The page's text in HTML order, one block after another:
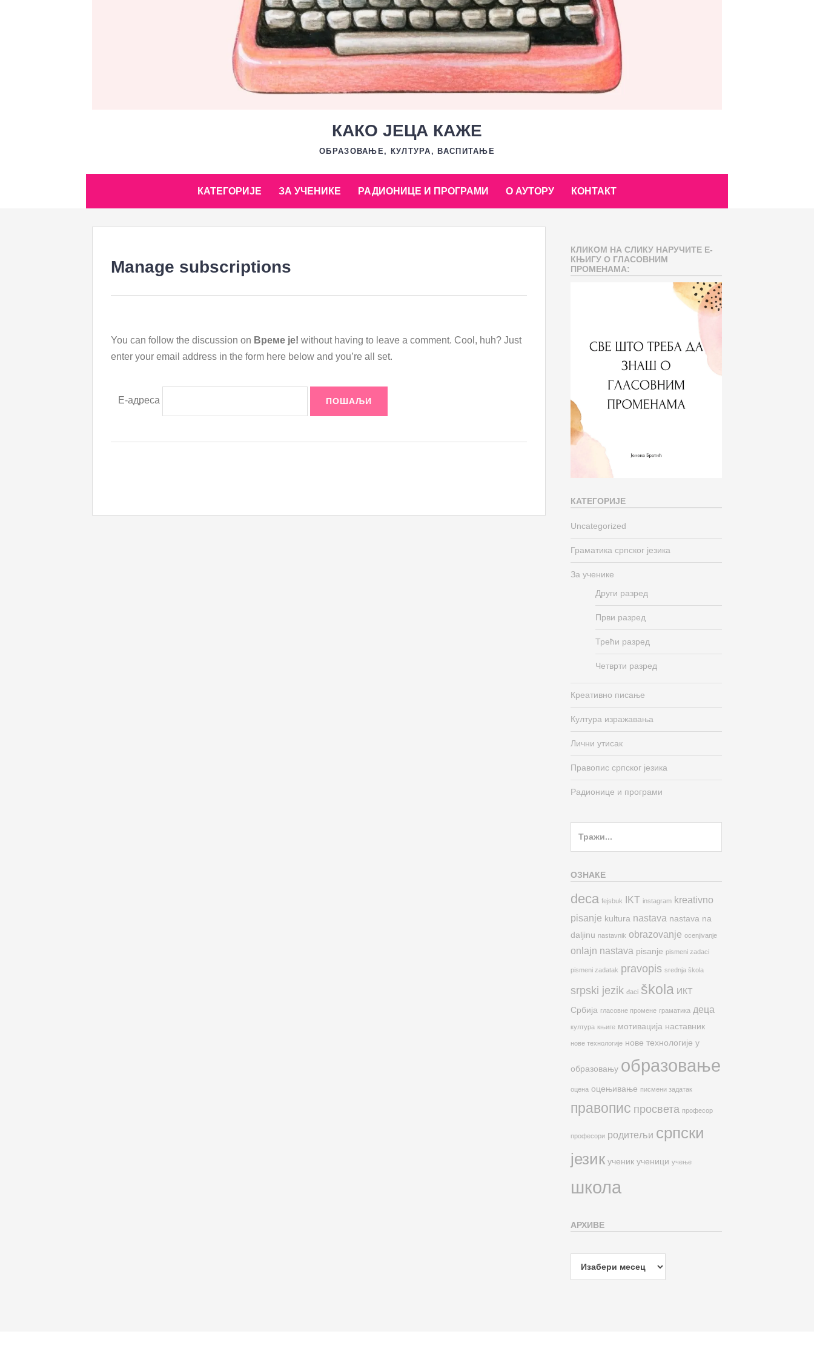
КАКО ЈЕЦА КАЖЕ
ОБРАЗОВАЊЕ, КУЛТУРА, ВАСПИТАЊЕ
КАТЕГОРИЈЕ ЗА УЧЕНИКЕ РАДИОНИЦЕ И ПРОГРАМИ О АУТОРУ КОНТАКТ
Manage subscriptions
You can follow the discussion on Време је! without having to leave a comment. Cool, huh? Just
enter your email address in the form here below and you’re all set.
Е-адреса
КЛИКОМ НА СЛИКУ НАРУЧИТЕ Е-
КЊИГУ О ГЛАСОВНИМ
ПРОМЕНАМА:
КАТЕГОРИЈЕ
Uncategorized
Граматика српског језика
За ученике
Други разред
Први разред
Трећи разред
Четврти разред
Креативно писање
Култура изражавања
Лични утисак
Правопис српског језика
Радионице и програми
ОЗНАКЕ
deca fejsbuk IKT instagram kreativno
pisanje kultura nastava nastava na
daljinu nastavnik obrazovanje ocenjivanje
onlajn nastava pisanje pismeni zadaci
pismeni zadatak pravopis srednja škola
srpski jezik đaci škola ИКТ
Србија гласовне промене граматика деца
култура књиге мотивација наставник
нове технологије нове технологије у
образовању образовање
оцена оцењивање писмени задатак
правопис просвета професор
професори родитељи српски
језик ученик ученици учење
школа
АРХИВЕ